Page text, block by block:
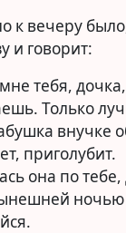
к вечеру
и говорит:
тебя,
Только
внучке
приголубит.
она по